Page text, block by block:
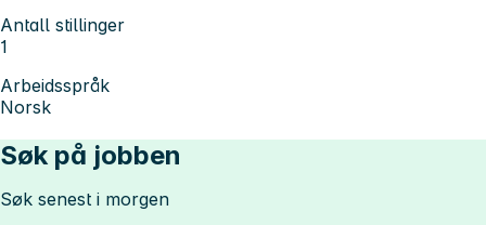
Antall stillinger
1
Arbeidsspråk
Norsk
Søk på jobben
Søk senest i morgen